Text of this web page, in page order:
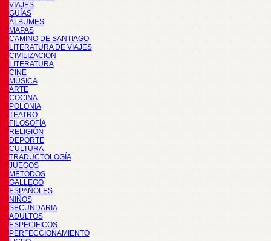
VIAJES
GUÍAS
ÁLBUMES
MAPAS
CAMINO DE SANTIAGO
LITERATURA DE VIAJES
CIVILIZACIÓN
LITERATURA
CINE
MÚSICA
ARTE
COCINA
POLONIA
TEATRO
FILOSOFÍA
RELIGIÓN
DEPORTE
CULTURA
TRADUCTOLOGÍA
JUEGOS
METODOS
GALLEGO
ESPAÑOLES
NIÑOS
SECUNDARIA
ADULTOS
ESPECIFICOS
PERFECCIONAMIENTO